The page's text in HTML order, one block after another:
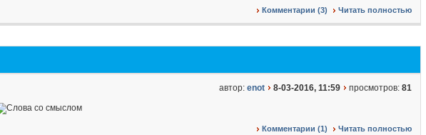
Комментарии (3) Читать полностью
автор: enot 8-03-2016, 11:59 просмотров: 81
Комментарии (1) Читать полностью